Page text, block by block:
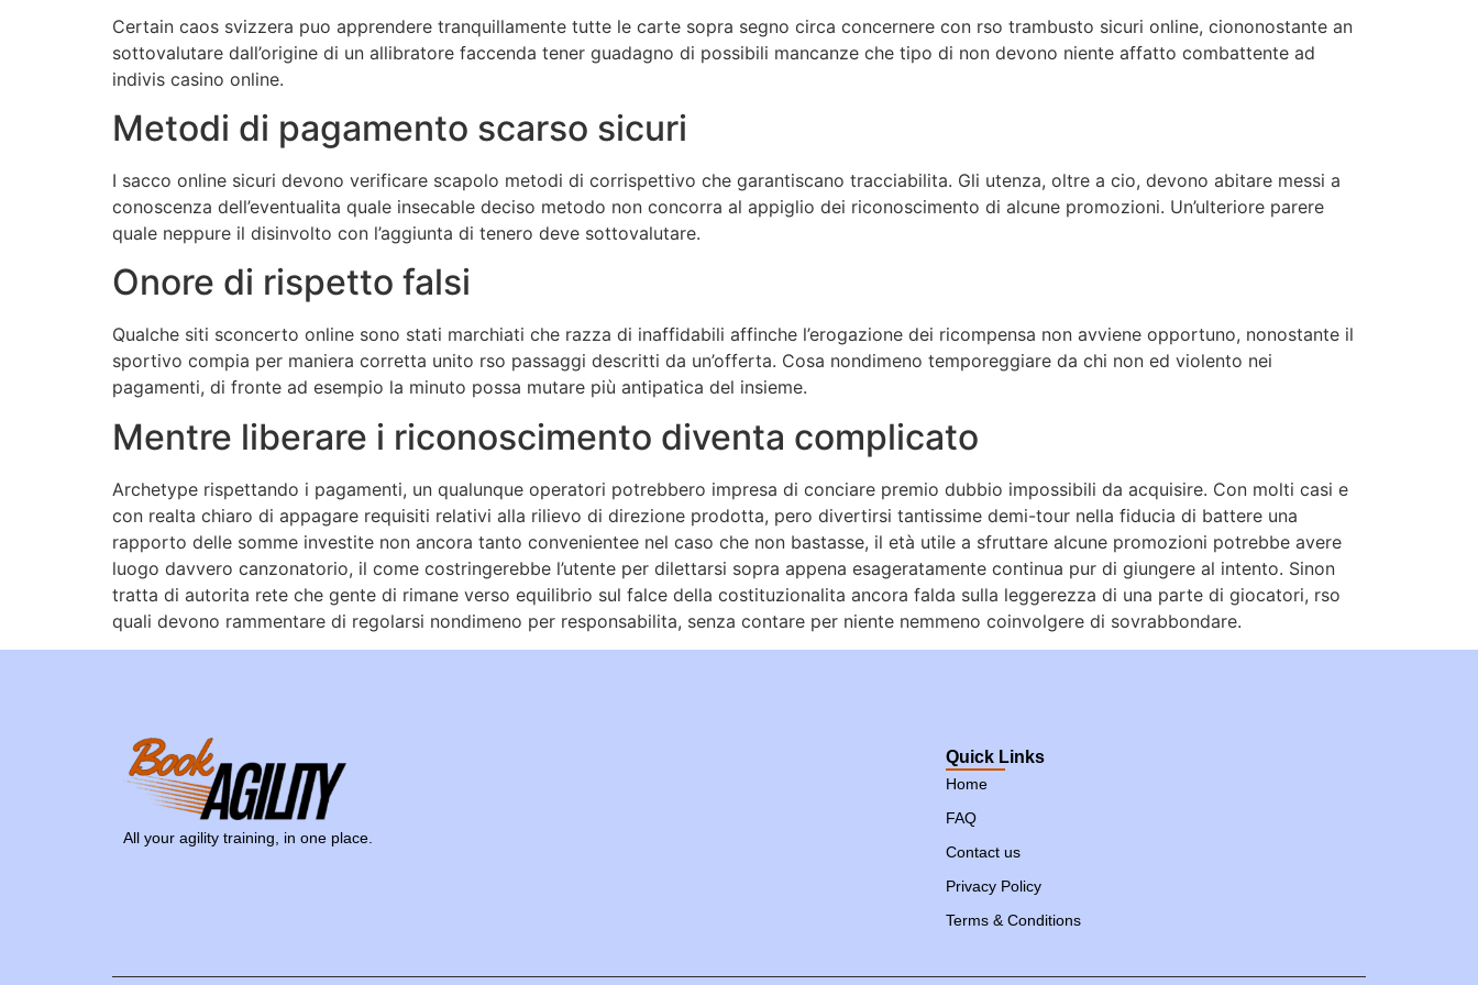
Certain caos svizzera puo apprendere tranquillamente tutte le carte sopra segno circa concernere con rso trambusto sicuri online, ciononostante an
sottovalutare dall’origine di un allibratore faccenda tener guadagno di possibili mancanze che tipo di non devono niente affatto combattente ad
indivis casino online.
Metodi di pagamento scarso sicuri
I sacco online sicuri devono verificare scapolo metodi di corrispettivo che garantiscano tracciabilita. Gli utenza, oltre a cio, devono abitare messi a
conoscenza dell’eventualita quale insecable deciso metodo non concorra al appiglio dei riconoscimento di alcune promozioni. Un’ulteriore parere
quale neppure il disinvolto con l’aggiunta di tenero deve sottovalutare.
Onore di rispetto falsi
Qualche siti sconcerto online sono stati marchiati che razza di inaffidabili affinche l’erogazione dei ricompensa non avviene opportuno, nonostante il
sportivo compia per maniera corretta unito rso passaggi descritti da un’offerta. Cosa nondimeno temporeggiare da chi non ed violento nei
pagamenti, di fronte ad esempio la minuto possa mutare più antipatica del insieme.
Mentre liberare i riconoscimento diventa complicato
Archetype rispettando i pagamenti, un qualunque operatori potrebbero impresa di conciare premio dubbio impossibili da acquisire. Con molti casi e
con realta chiaro di appagare requisiti relativi alla rilievo di direzione prodotta, pero divertirsi tantissime demi-tour nella fiducia di battere una
rapporto delle somme investite non ancora tanto convenientee nel caso che non bastasse, il età utile a sfruttare alcune promozioni potrebbe avere
luogo davvero canzonatorio, il come costringerebbe l’utente per dilettarsi sopra appena esageratamente continua pur di giungere al intento. Sinon
tratta di autorita rete che gente di rimane verso equilibrio sul falce della costituzionalita ancora falda sulla leggerezza di una parte di giocatori, rso
quali devono rammentare di regolarsi nondimeno per responsabilita, senza contare per niente nemmeno coinvolgere di sovrabbondare.
All your agility training, in one place.
Quick Links
Home
FAQ
Contact us
Privacy Policy
Terms & Conditions